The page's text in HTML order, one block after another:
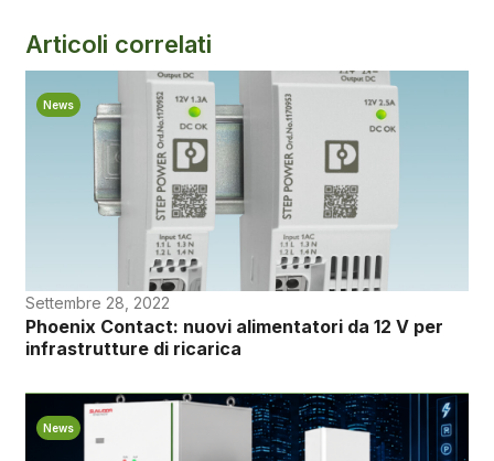
Articoli correlati
News
Settembre 28, 2022
Phoenix Contact: nuovi alimentatori da 12 V per
infrastrutture di ricarica
News